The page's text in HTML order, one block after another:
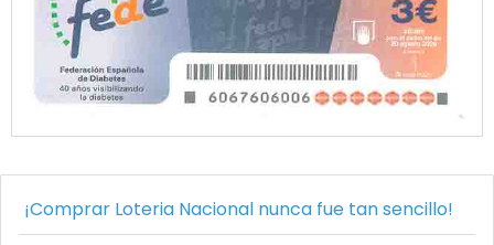
¡Comprar Loteria Nacional nunca fue tan sencillo!